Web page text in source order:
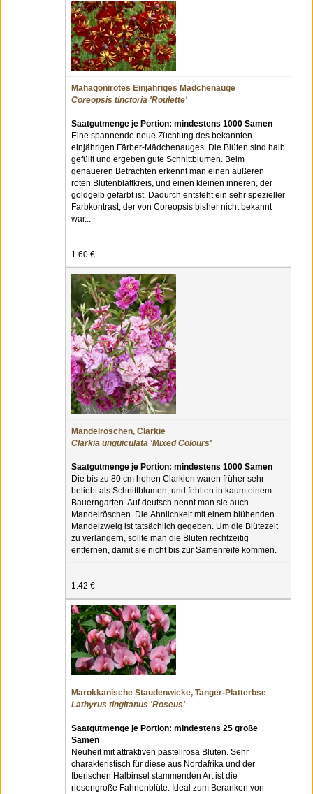
Mahagonirotes Einjähriges Mädchenauge
Coreopsis tinctoria 'Roulette'
Saatgutmenge je Portion: mindestens 1000 Samen
Eine spannende neue Züchtung des bekannten
einjährigen Färber-Mädchenauges. Die Blüten sind halb
gefüllt und ergeben gute Schnittblumen. Beim
genaueren Betrachten erkennt man einen äußeren
roten Blütenblattkreis, und einen kleinen inneren, der
goldgelb gefärbt ist. Dadurch entsteht ein sehr spezieller
Farbkontrast, der von Coreopsis bisher nicht bekannt
war...
1.60 €
Mandelröschen, Clarkie
Clarkia unguiculata 'Mixed Colours'
Saatgutmenge je Portion: mindestens 1000 Samen
Die bis zu 80 cm hohen Clarkien waren früher sehr
beliebt als Schnittblumen, und fehlten in kaum einem
Bauerngarten. Auf deutsch nennt man sie auch
Mandelröschen. Die Ähnlichkeit mit einem blühenden
Mandelzweig ist tatsächlich gegeben. Um die Blütezeit
zu verlängern, sollte man die Blüten rechtzeitig
entfernen, damit sie nicht bis zur Samenreife kommen.
1.42 €
Marokkanische Staudenwicke, Tanger-Platterbse
Lathyrus tingitanus 'Roseus'
Saatgutmenge je Portion: mindestens 25 große
Samen
Neuheit mit attraktiven pastellrosa Blüten. Sehr
charakteristisch für diese aus Nordafrika und der
Iberischen Halbinsel stammenden Art ist die
riesengroße Fahnenblüte. Ideal zum Beranken von